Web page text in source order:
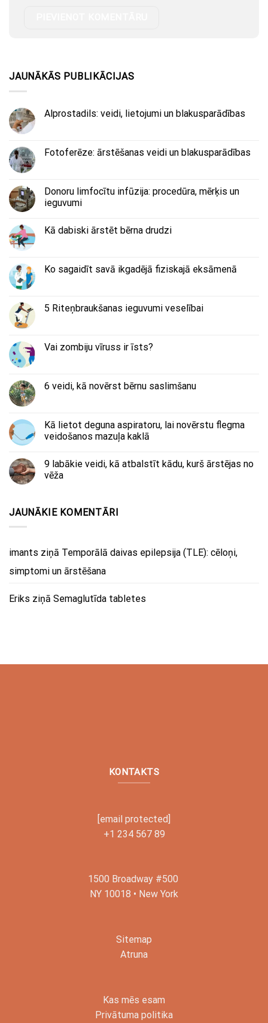
JAUNĀKĀS PUBLIKĀCIJAS
Alprostadils: veidi, lietojumi un blakusparādības
Fotoferēze: ārstēšanas veidi un blakusparādības
Donoru limfocītu infūzija: procedūra, mērķis un
ieguvumi
Kā dabiski ārstēt bērna drudzi
Ko sagaidīt savā ikgadējā fiziskajā eksāmenā
5 Riteņbraukšanas ieguvumi veselībai
Vai zombiju vīruss ir īsts?
6 veidi, kā novērst bērnu saslimšanu
Kā lietot deguna aspiratoru, lai novērstu flegma
veidošanos mazuļa kaklā
9 labākie veidi, kā atbalstīt kādu, kurš ārstējas no
vēža
JAUNĀKIE KOMENTĀRI
imants ziņā Temporālā daivas epilepsija (TLE): cēloņi,
simptomi un ārstēšana
Eriks ziņā Semaglutīda tabletes
KONTAKTS
[email protected]
+1 234 567 89
1500 Broadway #500
NY 10018 • New York
Sitemap
Atruna
Kas mēs esam
Privātuma politika